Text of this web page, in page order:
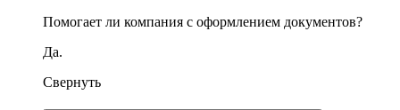
Помогает ли компания с оформлением документов?
Да.
Свернуть